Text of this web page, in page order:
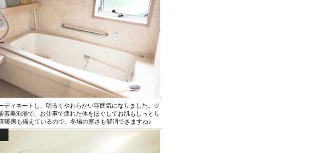
ディネートし、明るくやわらかい雰囲気になりました。ジ
素美泡湯で、お仕事で疲れた体をほぐしてお肌もしっとり
暖房も備えているので、冬場の寒さも解消できますね♪